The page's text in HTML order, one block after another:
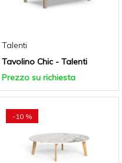
Talenti
Tavolino Chic - Talenti
Prezzo su richiesta
-10 %